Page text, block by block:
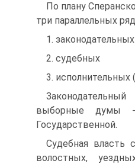
По плану
три параллельных
1. законодательных
2. судебных
3.
выборные думы
Государственной.
Судебная власть
волостных,